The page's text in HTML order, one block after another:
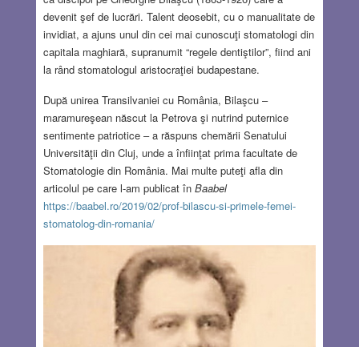
devenit şef de lucrări. Talent deosebit, cu o manualitate de
invidiat, a ajuns unul din cei mai cunoscuţi stomatologi din
capitala maghiară, supranumit “regele dentiştilor”, fiind ani
la rând stomatologul aristocraţiei budapestane.
După unirea Transilvaniei cu România, Bilaşcu –
maramureşean născut la Petrova şi nutrind puternice
sentimente patriotice – a răspuns chemării Senatului
Universităţii din Cluj, unde a înfiinţat prima facultate de
Stomatologie din România. Mai multe puteţi afla din
articolul pe care l-am publicat în Baabel
https://baabel.ro/2019/02/prof-bilascu-si-primele-femei-
stomatolog-din-romania/